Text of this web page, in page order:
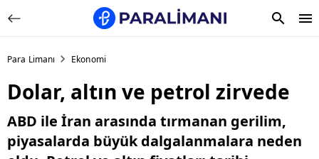
Para Limanı Ekonomi
Dolar, altın ve petrol zirvede
ABD ile İran arasında tırmanan gerilim,
piyasalarda büyük dalgalanmalara neden